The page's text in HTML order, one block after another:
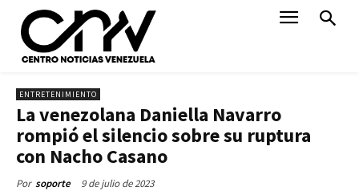
ENTRETENIMIENTO
La venezolana Daniella Navarro
rompió el silencio sobre su ruptura
con Nacho Casano
Por soporte 9 de julio de 2023